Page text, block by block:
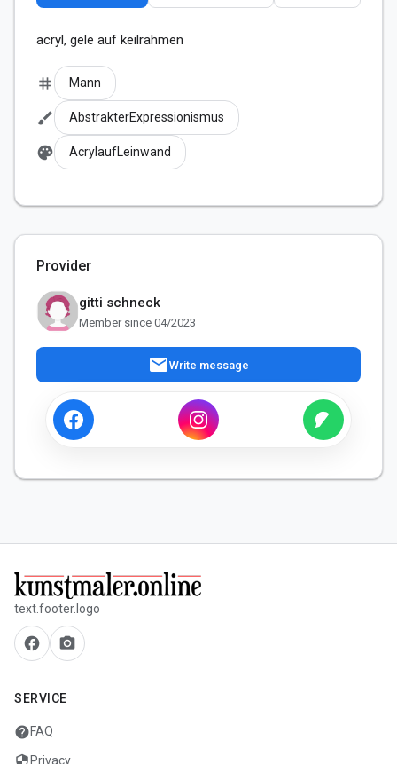
acryl, gele auf keilrahmen
tag Mann
brush AbstrakterExpressionismus
palette AcrylaufLeinwand
Provider
gitti schneck
Member since 04/2023
mailWrite message
text.footer.logo
facebook camera_alt
SERVICE
helpFAQ
Privacy